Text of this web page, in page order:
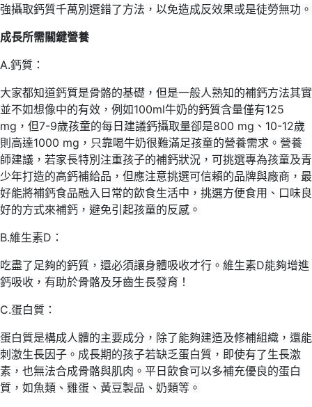
強攝取鈣質千萬別選錯了方法，以免造成反效果或是徒勞無功。
成長所需關鍵營養
A.鈣質：
大家都知道鈣質是骨骼的基礎，但是一般人熟知的補鈣方法其實
並不如想像中的有效，例如100ml牛奶的鈣質含量僅有125
mg，但7-9歲孩童的每日建議鈣攝取量卻是800 mg、10-12歲
則高達1000 mg，只靠喝牛奶很難滿足孩童的營養需求。營養
師建議，若家長特別注重孩子的補鈣狀況，可挑選專為孩童及青
少年打造的高鈣補給品，但應注意挑選可信賴的品牌與廠商，最
好能將補鈣食品融入日常的飲食生活中，挑選方便食用、口味良
好的方式來補鈣，避免引起孩童的反感。
B.維生素D：
吃盡了足夠的鈣質，還必須讓身體吸收才行。維生素D能夠增進
鈣吸收，有助於骨骼及牙齒生長發育！
C.蛋白質：
蛋白質是構成人體的主要成分，除了能夠建造及修補組織，還能
刺激生長因子。成長期的孩子若缺乏蛋白質，即使有了生長激
素，也無法合成骨骼與肌肉。平日飲食可以多補充優良的蛋白
質，如魚類、雞蛋、黃豆製品、奶類等。